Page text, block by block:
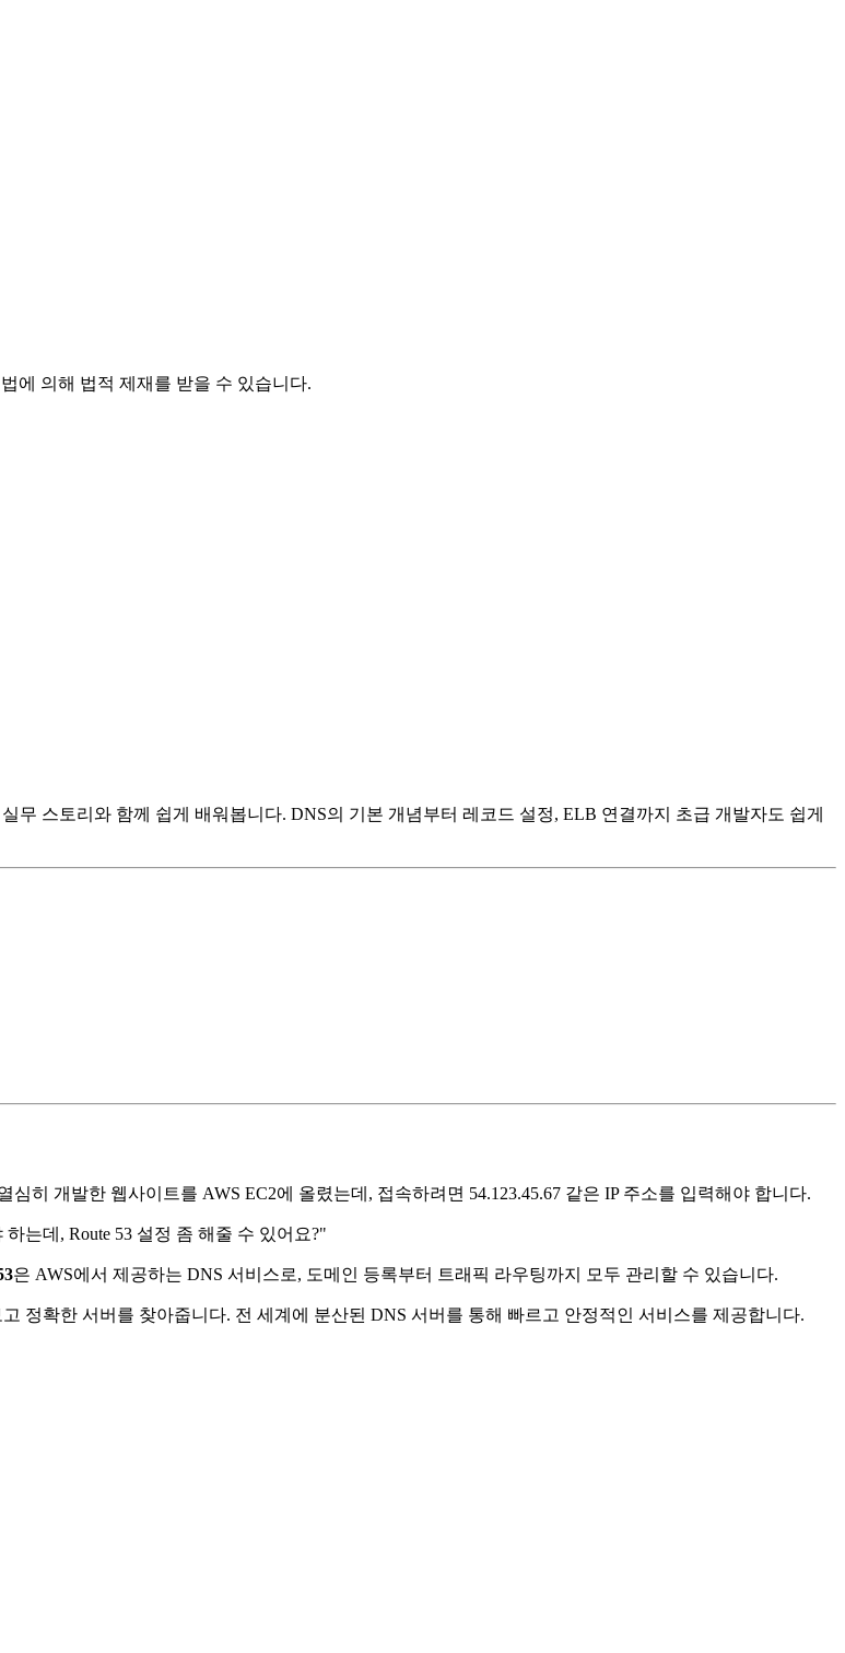
에 의해 법적 제재를 받을 수 있습니다.
무 스토리와 함께 쉽게 배워봅니다. DNS의 기본 개념부터 레코드 설정, ELB 연결까지 초급 개발자도 쉽게
히 개발한 웹사이트를 AWS EC2에 올렸는데, 접속하려면 54.123.45.67 같은 IP 주소를 입력해야 합니다.
는데, Route 53 설정 좀 해줄 수 있어요?"
은 AWS에서 제공하는 DNS 서비스로, 도메인 등록부터 트래픽 라우팅까지 모두 관리할 수 있습니다.
정확한 서버를 찾아줍니다. 전 세계에 분산된 DNS 서버를 통해 빠르고 안정적인 서비스를 제공합니다.